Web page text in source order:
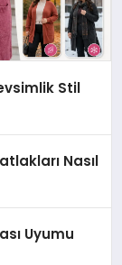
Stil
Nasıl
Uyumu